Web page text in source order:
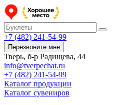
+7 (482) 241-54-99
Перезвоните мне
Тверь, б-р Радищева, 44
info@tverpechat.ru
+7 (482) 241-54-99
Каталог продукции
Каталог сувениров